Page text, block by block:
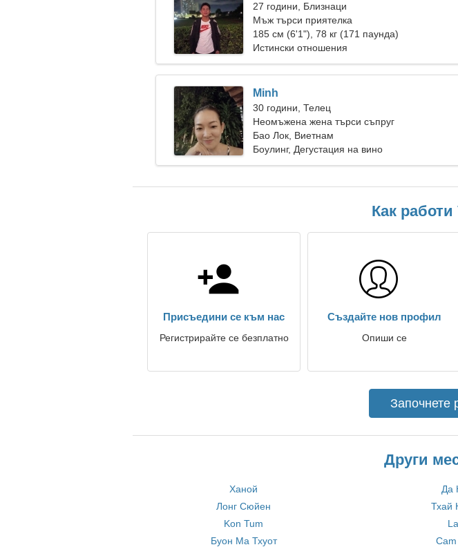
27 години, Близнаци
Мъж търси приятелка
185 см (6'1"), 78 кг (171 паунда)
Истински отношения
Minh
30 години, Телец
Неомъжена жена търси съпруг
Бао Лок, Виетнам
Боулинг, Дегустация на вино
Как
Присъедини се към нас
Регистрирайте се безплатно
Създайте нов профил
Опиши се
Започнете
Други
Ханой Да
Лонг Сюйен
Тхай
Kon Tum
Буон Ма Тхуот